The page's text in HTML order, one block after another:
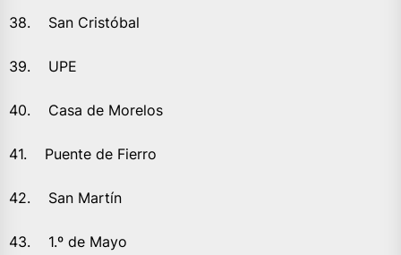
38. San Cristóbal
39. UPE
40. Casa de Morelos
41. Puente de Fierro
42. San Martín
43. 1.º de Mayo